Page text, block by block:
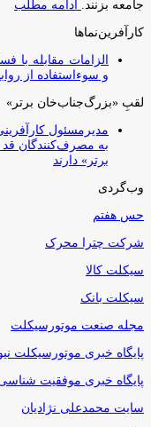
جامعه بزنند.
ادامه مطلب
کارآفرین‌نماها
الزامات مقابله با
و سوءاستفاده از
لقبِ «بزرگ‌جناب‌خان برتر»
مدیرمسئول
به مصرف‌کنندگان
برتر» دارند
وب‌گردی
حس هفتم
شرکت چترا محرک
سیکلت کالا
سیکلت بانک
مجله صنعت موتورسیکلت
پایگاه خبری موتورسیکلت
پایگاه خبری موفقیت
سایت محمدعلی نژادیان